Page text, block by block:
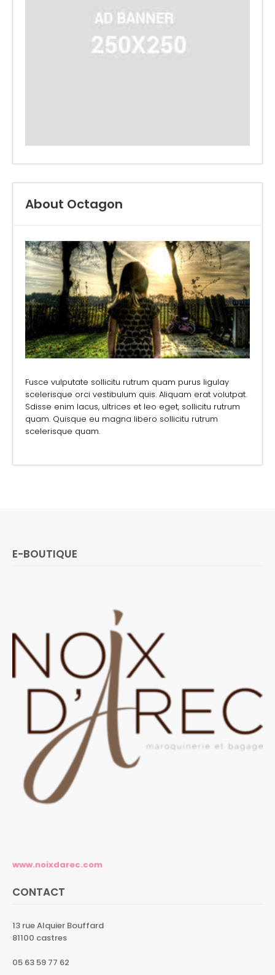
About Octagon
Fusce vulputate sollicitu rutrum quam purus ligulay
scelerisque orci vestibulum quis. Aliquam erat volutpat.
Sdisse enim lacus, ultrices et leo eget, sollicitu rutrum
quam. Quisque eu magna libero sollicitu rutrum
scelerisque quam.
E-BOUTIQUE
www.noixdarec.com
CONTACT
13 rue Alquier Bouffard
81100 castres
05 63 59 77 62